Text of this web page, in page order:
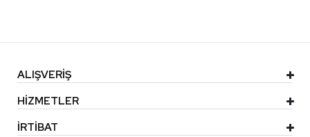
ALIŞVERİŞ
HİZMETLER
İRTİBAT